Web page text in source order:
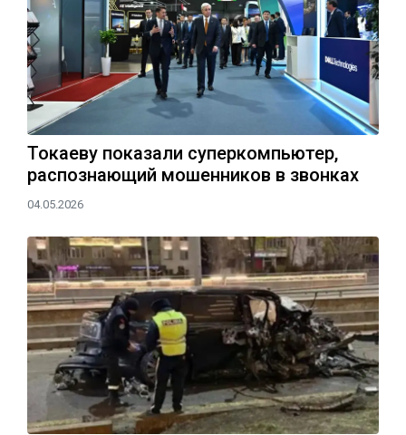
Токаеву показали суперкомпьютер,
распознающий мошенников в звонках
04.05.2026